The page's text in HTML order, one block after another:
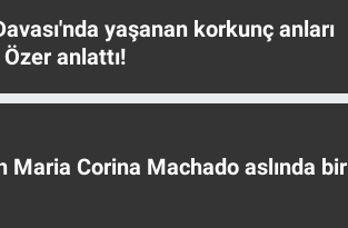
yaşanan korkunç anları
anlattı!
Maria Corina Machado aslında bir